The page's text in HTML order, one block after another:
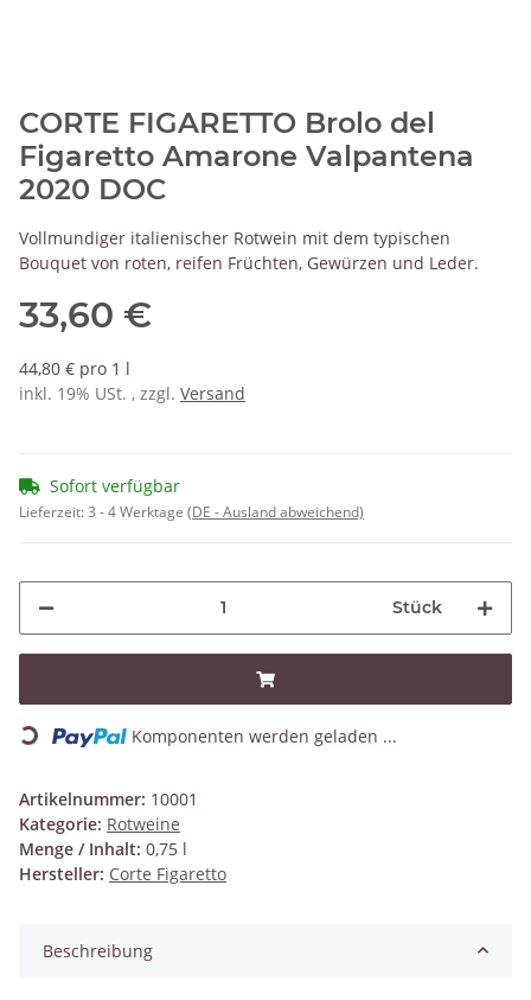
CORTE FIGARETTO Brolo del
Figaretto Amarone Valpantena
2020 DOC
Vollmundiger italienischer Rotwein mit dem typischen
Bouquet von roten, reifen Früchten, Gewürzen und Leder.
33,60 €
44,80 € pro 1 l
inkl. 19% USt. , zzgl. Versand
Sofort verfügbar
Lieferzeit:3 - 4 Werktage (DE - Ausland abweichend)
Stück
Loading... Komponenten werden geladen ...
Artikelnummer: 10001
Kategorie: Rotweine
Menge / Inhalt: 0,75 l
Hersteller: Corte Figaretto
Beschreibung